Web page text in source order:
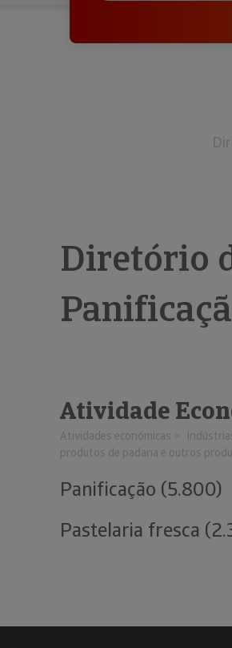
Diretório
Atividade
Atividades económicas
produtos de padaria e outros
Panificação (5.800)
Pastelaria fresca